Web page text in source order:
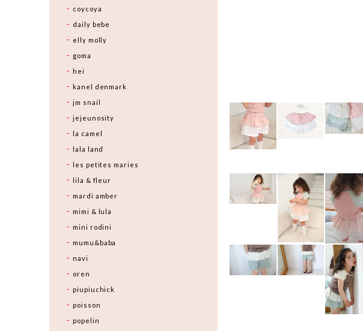
coycoya
daily bebe
elly molly
goma
hei
kanel denmark
jm snail
jejeunosity
la camel
lala land
les petites maries
lila & fleur
mardi amber
mimi & lula
mini rodini
mumu&baba
navi
oren
piupiuchick
poisson
popelin